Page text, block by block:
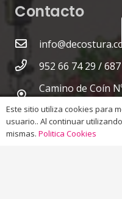
Contacto
952 66 74 29 /
Camino de Coín
Málaga
Este sitio utiliza cookies para
usuario.. Al continuar
mismas. Politica Cookies